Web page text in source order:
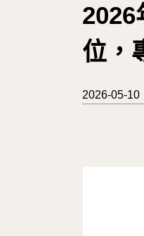
2026
位，
2026-05-10